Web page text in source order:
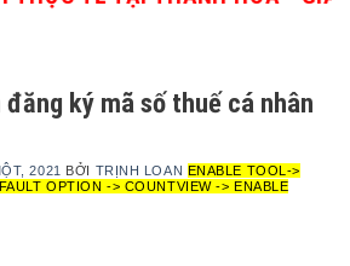
ký mã số thuế cá nhân
2021 BỞI TRỊNH LOAN ENABLE TOOL->
OPTION -> COUNTVIEW -> ENABLE